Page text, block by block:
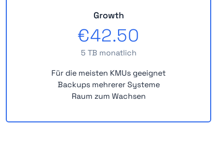
Growth
€42.50
5 TB monatlich
Für die meisten KMUs geeignet
Backups mehrerer Systeme
Raum zum Wachsen